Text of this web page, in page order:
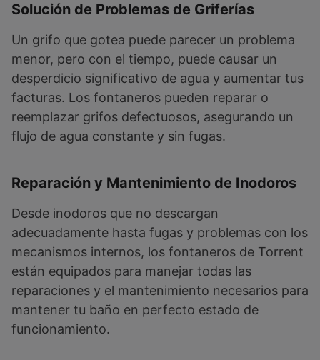
Solución de Problemas de Griferías
Un grifo que gotea puede parecer un problema
menor, pero con el tiempo, puede causar un
desperdicio significativo de agua y aumentar tus
facturas. Los fontaneros pueden reparar o
reemplazar grifos defectuosos, asegurando un
flujo de agua constante y sin fugas.
Reparación y Mantenimiento de Inodoros
Desde inodoros que no descargan
adecuadamente hasta fugas y problemas con los
mecanismos internos, los fontaneros de Torrent
están equipados para manejar todas las
reparaciones y el mantenimiento necesarios para
mantener tu baño en perfecto estado de
funcionamiento.